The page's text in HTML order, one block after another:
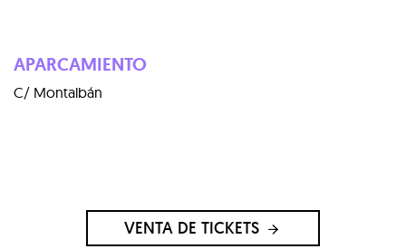
APARCAMIENTO
C/ Montalbán
VENTA DE TICKETS